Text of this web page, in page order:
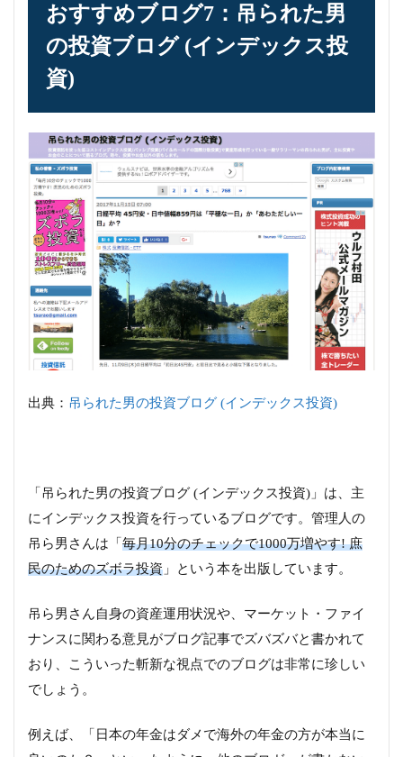
おすすめブログ7：吊られた男
の投資ブログ (インデックス投
資)
出典： 吊られた男の投資ブログ (インデックス投資)
「吊られた男の投資ブログ (インデックス投資)」は、主
にインデックス投資を行っているブログです。管理人の
吊ら男さんは「毎月10分のチェックで1000万増やす! 庶
民のためのズボラ投資 」という本を出版しています。
吊ら男さん自身の資産運用状況や、マーケット・ファイ
ナンスに関わる意見がブログ記事でズバズバと書かれて
おり、こういった斬新な視点でのブログは非常に珍しい
でしょう。
例えば、「日本の年金はダメで海外の年金の方が本当に